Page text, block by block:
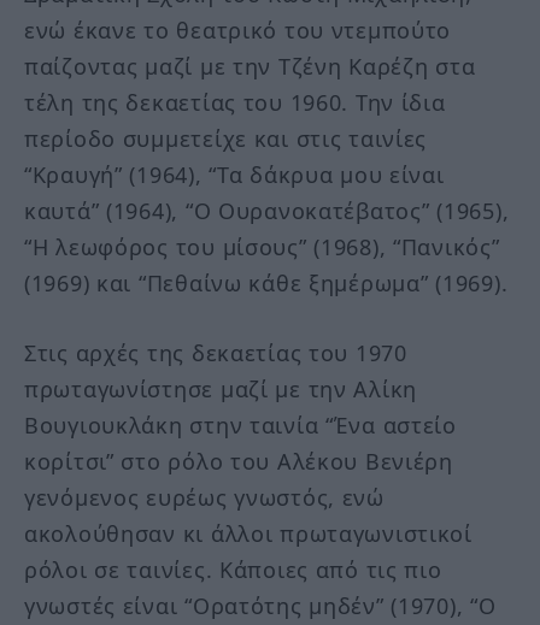
ενώ έκανε το θεατρικό του ντεμπούτο
παίζοντας μαζί με την Τζένη Καρέζη στα
τέλη της δεκαετίας του 1960. Την ίδια
περίοδο συμμετείχε και στις ταινίες
“Κραυγή” (1964), “Τα δάκρυα μου είναι
καυτά” (1964), “Ο Ουρανοκατέβατος” (1965),
“Η λεωφόρος του μίσους” (1968), “Πανικός”
(1969) και “Πεθαίνω κάθε ξημέρωμα” (1969).
Στις αρχές της δεκαετίας του 1970
πρωταγωνίστησε μαζί με την Αλίκη
Βουγιουκλάκη στην ταινία “Ένα αστείο
κορίτσι” στο ρόλο του Αλέκου Βενιέρη
γενόμενος ευρέως γνωστός, ενώ
ακολούθησαν κι άλλοι πρωταγωνιστικοί
ρόλοι σε ταινίες. Κάποιες από τις πιο
γνωστές είναι “Ορατότης μηδέν” (1970), “Ο